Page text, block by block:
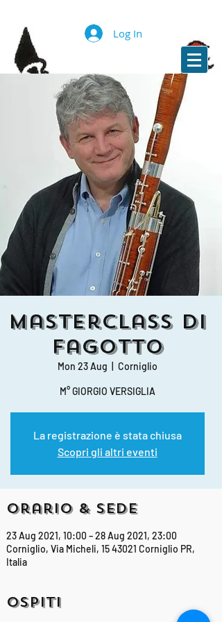
Log In
Masterclass di
Fagotto
Mon 23 Aug Corniglio
M° GIORGIO VERSIGLIA
La registrazione è stata chiusa
Scopri gli altri eventi
Orario & Sede
23 Aug 2021, 10:00 – 28 Aug 2021, 23:00
Corniglio, Via Micheli, 15 43021 Corniglio PR,
Italia
Ospiti